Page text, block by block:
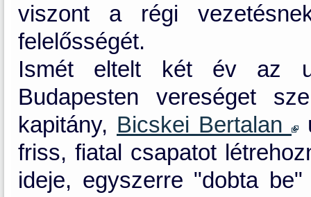
viszont a régi
felelősségét.
Ismét eltelt két év az
Budapesten vereséget
kapitány, Bicskei Bertalan
friss, fiatal csapatot
ideje, egyszerre "dobta